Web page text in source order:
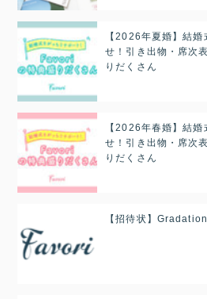
【2026年夏婚】結
せ！引き出物・席次
りだくさん
【2026年春婚】結
せ！引き出物・席次
りだくさん
【招待状】